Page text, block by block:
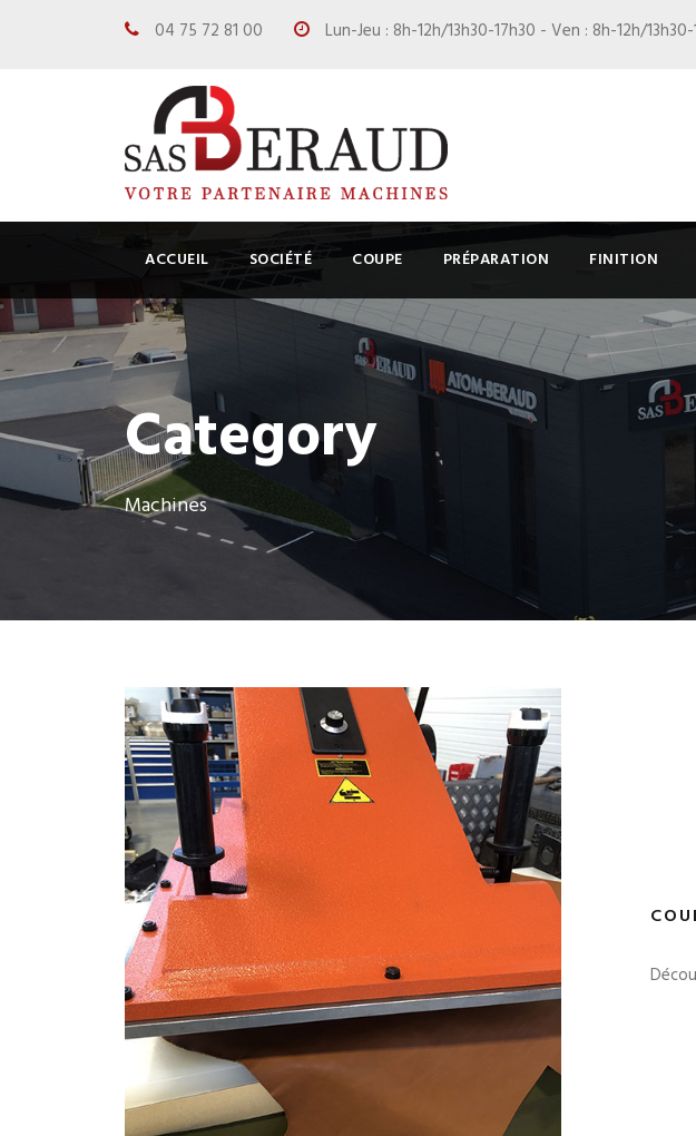
04 75 72 81 00 Lun-Jeu : 8h-12h/13h30-17h30 - Ven : 8h-12h/13h30-
ACCUEIL SOCIÉTÉ COUPE PRÉPARATION FINITION
Category
Machines